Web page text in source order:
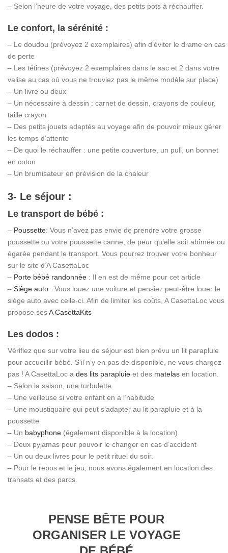
– Selon l’heure de votre voyage, des petits pots à réchauffer.
Le confort, la sérénité :
– Le doudou (prévoyez 2 exemplaires) afin d’éviter le drame en cas
de perte
– Les tétines (prévoyez 2 exemplaires dans le sac et 2 dans votre
valise au cas où vous ne trouviez pas le même modèle sur place)
– Un livre ou deux
– Un nécessaire à dessin : carnet de dessin, crayons de couleur,
taille crayon
– Des petits jouets adaptés au voyage afin de pouvoir mieux gérer
les temps d’attente
– De quoi le réchauffer : une petite couverture, un pull, un bonnet
en coton
– Un brumisateur en prévision de la chaleur
3- Le séjour :
Le transport de bébé :
– Poussette: Vous n’avez pas envie de prendre votre grosse
poussette ou votre poussette canne, de peur qu’elle soit abîmée ou
égarée pendant le transport. Vous pourrez trouver votre bonheur
sur le site d’A CasettaLoc
– Porte bébé randonnée : Il en est de même pour cet article
– Siège auto : Vous louez une voiture et pensiez peut-être louer le
siège auto avec celle-ci. Afin de limiter les coûts, A CasettaLoc vous
propose sesA CasettaKits
Les dodos :
Vérifiez que sur votre lieu de séjour est bien prévu un lit parapluie
pour accueillir bébé. S’il n’y en pas de disponible, ne vous chargez
pas ! A CasettaLoc a des lits parapluie et des matelas en location.
– Selon la saison, une turbulette
– Une veilleuse si votre enfant en a l’habitude
– Une moustiquaire qui peut s’adapter au lit parapluie et à la
poussette
– Un babyphone (également disponible à la location)
– Deux pyjamas pour pouvoir le changer en cas d’accident
– Un ou deux livres pour le petit rituel du soir.
– Pour le repos et le jeu, nous avons également en location des
transats et des parcs.
PENSE BÊTE POUR
ORGANISER LE VOYAGE